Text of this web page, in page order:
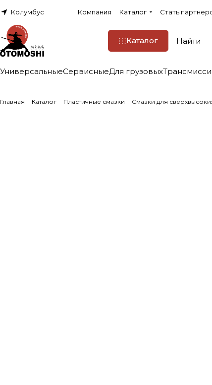
Колумбус Компания Каталог Стать
Каталог
УниверсальныеСервисныеДля грузовых
Главная Каталог Пластичные смазки Смазки для